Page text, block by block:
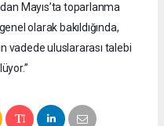
Mayıs’ta toparlanma
olarak bakıldığında,
vadede uluslararası talebi